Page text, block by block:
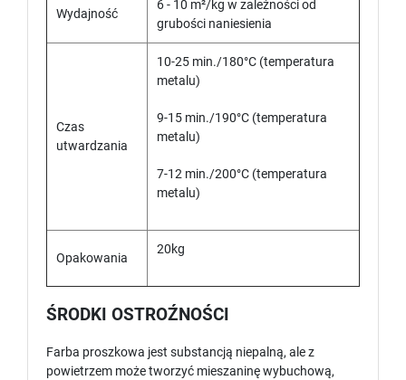
Wydajność
6 - 10 m²/kg w zależności od
grubości naniesienia
Czas
utwardzania
10-25 min./180°C (temperatura
metalu)
9-15 min./190°C (temperatura
metalu)
7-12 min./200°C (temperatura
metalu)
Opakowania
20kg
ŚRODKI OSTROŹNOŚCI
Farba proszkowa jest substancją niepalną, ale z
powietrzem może tworzyć mieszaninę wybuchową,